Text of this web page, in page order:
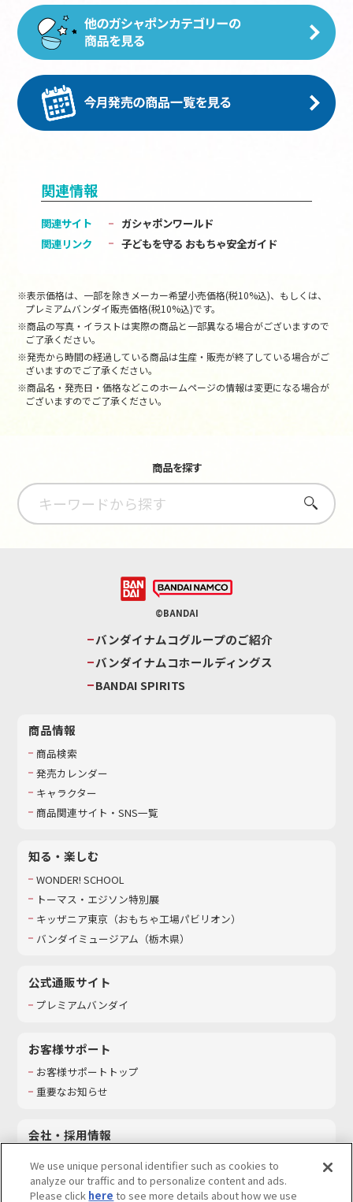
関連情報
関連サイト
ガシャポンワールド
関連リンク
子どもを守る おもちゃ安全ガイド
※表示価格は、一部を除きメーカー希望小売価格(税10%込)、もしくは、
プレミアムバンダイ販売価格(税10%込)です。
※商品の写真・イラストは実際の商品と一部異なる場合がございますので
ご了承ください。
※発売から時間の経過している商品は生産・販売が終了している場合がご
ざいますのでご了承ください。
※商品名・発売日・価格などこのホームページの情報は変更になる場合が
ございますのでご了承ください。
商品を探す
さがす
©BANDAI
バンダイナムコグループのご紹介
バンダイナムコホールディングス
BANDAI SPIRITS
商品情報
商品検索
発売カレンダー
キャラクター
商品関連サイト・SNS一覧
知る・楽しむ
WONDER! SCHOOL
トーマス・エジソン特別展
キッザニア東京（おもちゃ工場パビリオン）​
バンダイミュージアム（栃木県）
公式通販サイト
プレミアムバンダイ
お客様サポート
お客様サポートトップ
重要なお知らせ
会社・採用情報
採用情報
サステナビリティ
We use unique personal identifier such as cookies to
analyze our traffic and to personalize content and ads.
Please click here to see more details about how we use